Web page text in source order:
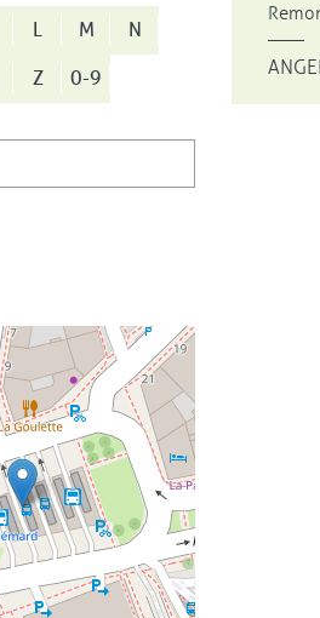
L M
N
Z 0-9